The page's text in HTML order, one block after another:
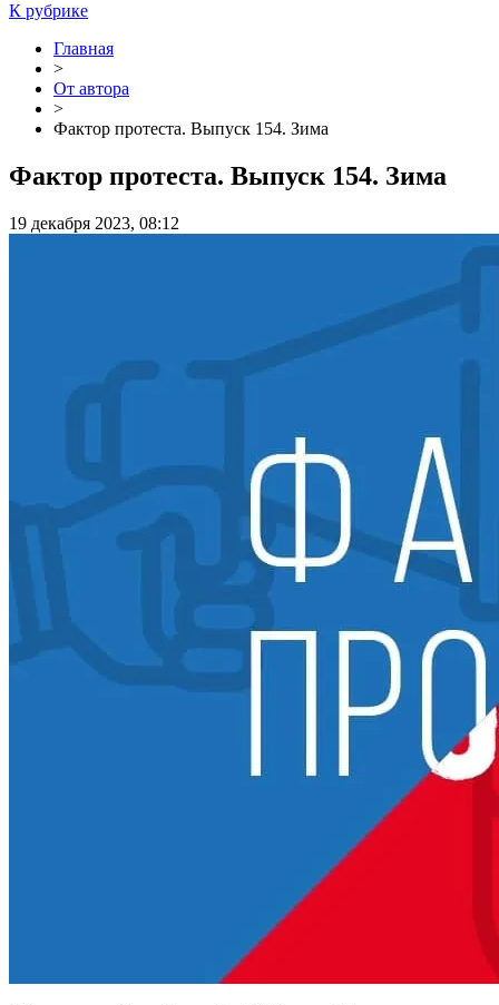
К рубрике
Главная
>
От автора
>
​​Фактор протеста. Выпуск 154. Зима
​​Фактор протеста. Выпуск 154. Зима
19 декабря 2023, 08:12